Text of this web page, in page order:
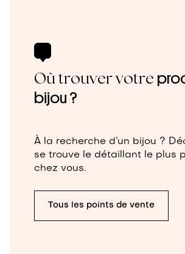
Où trouver votre
bijou ?
À la recherche d’un bijou ?
se trouve le détaillant le plus
chez vous.
Tous les points de vente